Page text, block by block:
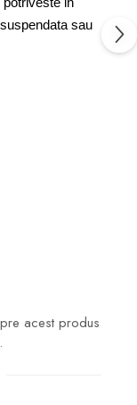
sau
acest produs